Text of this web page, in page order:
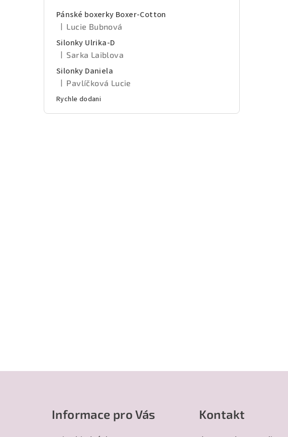
Pánské boxerky Boxer-Cotton
Hodnocení produktu je 5 z 5 hvězdiček.
| Lucie Bubnová
Silonky Ulrika-D
Hodnocení produktu je 5 z 5 hvězdiček.
| Sarka Laiblova
Silonky Daniela
Hodnocení produktu je 5 z 5 hvězdiček.
| Pavlíčková Lucie
Rychle dodani
Informace pro Vás Kontakt